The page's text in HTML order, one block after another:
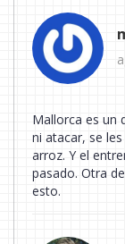
Mallorca es un
ni atacar, se
arroz. Y el
pasado. Otra
esto.